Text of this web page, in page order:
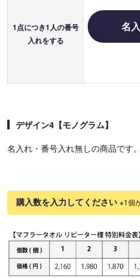
1点につき1人の番号
入れをする
名
デザイン4【モノグラム】
名入れ・番号入れ無しの商品です。
購入数を入力してください ※1個